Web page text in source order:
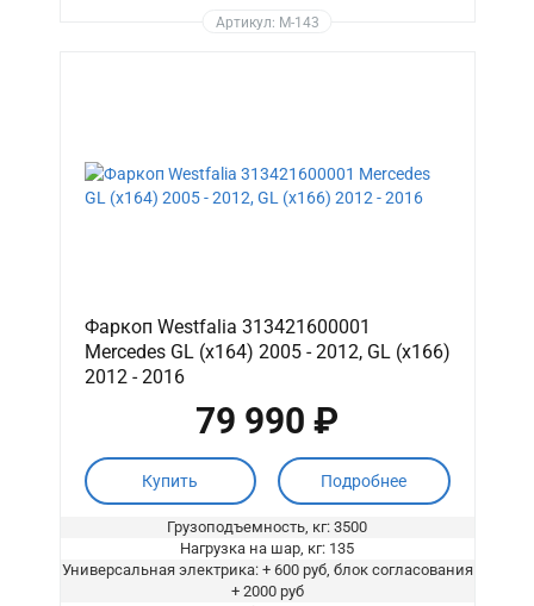
Артикул: M-143
Фаркоп Westfalia 313421600001
Mercedes GL (x164) 2005 - 2012, GL (x166)
2012 - 2016
79 990 ₽
Купить Подробнее
Грузоподъемность, кг: 3500
Нагрузка на шар, кг: 135
Универсальная электрика: + 600 руб, блок согласования
+ 2000 руб